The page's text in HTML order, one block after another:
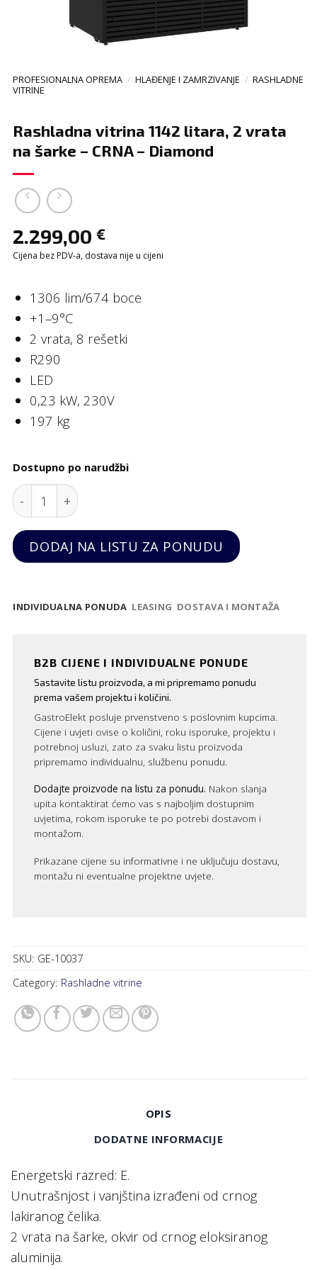
PROFESIONALNA OPREMA / HLAĐENJE I ZAMRZIVANJE / RASHLADNE
VITRINE
Rashladna vitrina 1142 litara, 2 vrata
na šarke – CRNA – Diamond
2.299,00€
Cijena bez PDV-a, dostava nije u cijeni
1306 lim/674 boce
+1–9°C
2 vrata, 8 rešetki
R290
LED
0,23 kW, 230V
197 kg
Dostupno po narudžbi
Rashladna vitrina 1142 litara, 2 vrata na šarke -
DODAJ NA LISTU ZA PONUDU
INDIVIDUALNA PONUDA LEASING DOSTAVA I MONTAŽA
B2B CIJENE I INDIVIDUALNE PONUDE
Sastavite listu proizvoda, a mi pripremamo ponudu
prema vašem projektu i količini.
GastroElekt posluje prvenstveno s poslovnim kupcima.
Cijene i uvjeti ovise o količini, roku isporuke, projektu i
potrebnoj usluzi, zato za svaku listu proizvoda
pripremamo individualnu, službenu ponudu.
Dodajte proizvode na listu za ponudu. Nakon slanja
upita kontaktirat ćemo vas s najboljim dostupnim
uvjetima, rokom isporuke te po potrebi dostavom i
montažom.
Prikazane cijene su informativne i ne uključuju dostavu,
montažu ni eventualne projektne uvjete.
SKU: GE-10037
Category: Rashladne vitrine
OPIS
DODATNE INFORMACIJE
Energetski razred: E.
Unutrašnjost i vanjština izrađeni od crnog
lakiranog čelika.
2 vrata na šarke, okvir od crnog eloksiranog
aluminija.